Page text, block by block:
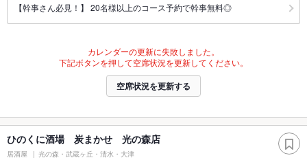
【幹事さん必見！】 20名様以上のコース予約で幹事無料◎
カレンダーの更新に失敗しました。
下記ボタンを押して空席状況を更新してください。
空席状況を更新する
ひのくに酒場 炭まかせ 光の森店
居酒屋 光の森・武蔵ヶ丘・清水・大津